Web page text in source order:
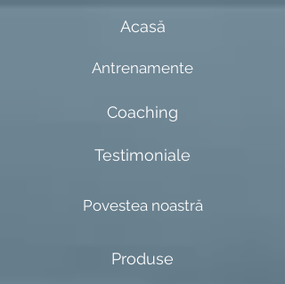
Acasă
Antrenamente
Coaching
Testimoniale
Produse
Povestea noastră